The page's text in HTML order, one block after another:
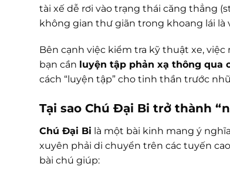
tài xế dễ rơi vào trạng thái căng thẳng
không gian thư giãn trong khoang lái là
Bên cạnh việc kiểm tra kỹ thuật xe,
bạn cần luyện tập phản xạ thông qua
cách “luyện tập” cho tinh thần trước
Tại sao Chú Đại Bi trở thành
Chú Đại Bi là một bài kinh mang ý
xuyên phải di chuyển trên các tuyến
bài chú giúp: